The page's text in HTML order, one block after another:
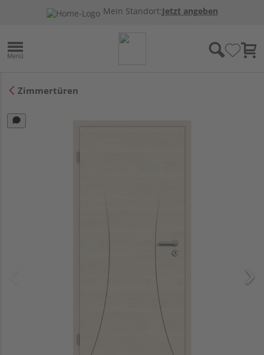
Mein Standort:Jetzt angeben
Zimmertüren